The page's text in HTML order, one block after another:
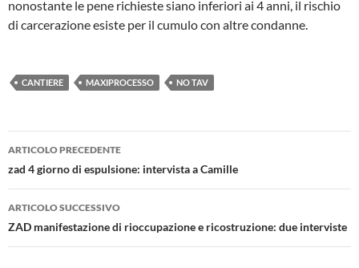
nonostante le pene richieste siano inferiori ai 4 anni, il rischio
di carcerazione esiste per il cumulo con altre condanne.
CANTIERE MAXIPROCESSO NO TAV
Navigazione
articolo
ARTICOLO PRECEDENTE
zad 4 giorno di espulsione: intervista a Camille
ARTICOLO SUCCESSIVO
ZAD manifestazione di rioccupazione e ricostruzione: due interviste